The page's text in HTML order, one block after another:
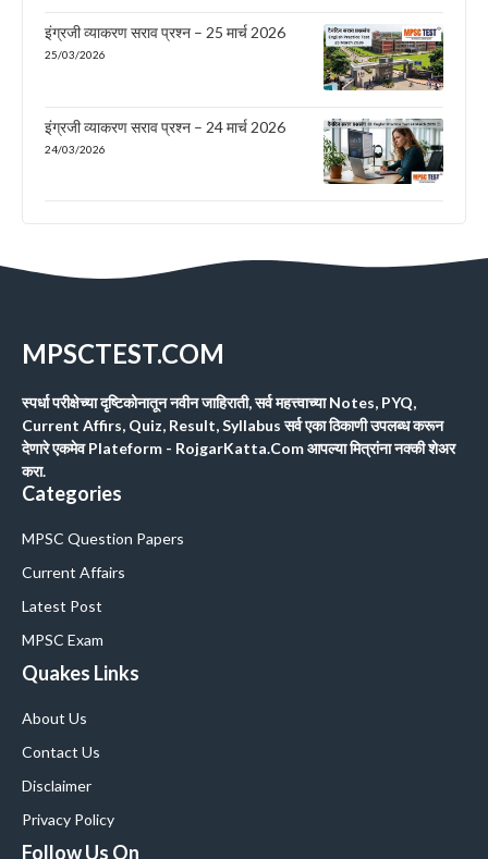
इंग्रजी व्याकरण सराव प्रश्न – 25 मार्च 2026
25/03/2026
इंग्रजी व्याकरण सराव प्रश्न – 24 मार्च 2026
24/03/2026
MPSCTEST.COM
स्पर्धा परीक्षेच्या दृष्टिकोनातून नवीन जाहिराती, सर्व महत्त्वाच्या Notes, PYQ,
Current Affirs, Quiz, Result, Syllabus सर्व एका ठिकाणी उपलब्ध करून
देणारे एकमेव Plateform - RojgarKatta.Com आपल्या मित्रांना नक्की शेअर
करा.
Categories
MPSC Question Papers
Current Affairs
Latest Post
MPSC Exam
Quakes Links
About Us
Contact Us
Disclaimer
Privacy Policy
Follow Us On